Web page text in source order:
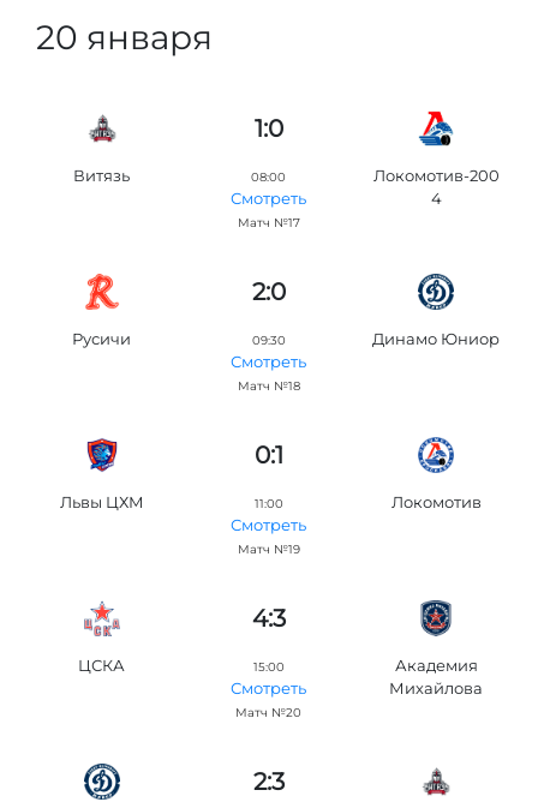
20 января
1:0
Витязь 08:00
Смотреть
Матч №17
Локомотив-200
4
2:0
Русичи 09:30
Смотреть
Матч №18
Динамо Юниор
0:1
Львы ЦХМ 11:00
Смотреть
Матч №19
Локомотив
4:3
ЦСКА 15:00
Смотреть
Матч №20
Академия
Михайлова
2:3